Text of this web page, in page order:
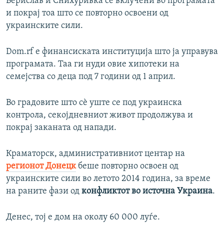
и покрај тоа што се повторно освоени од
украинските сили.
Dom.rf е финансиската институција што ја управува
програмата. Таа ги нуди овие хипотеки на
семејства со деца под 7 години од 1 април.
Во градовите што сѐ уште се под украинска
контрола, секојдневниот живот продолжува и
покрај заканата од напади.
Краматорск, административниот центар на
регионот Донецкбеше повторно освоен од
украинските сили во летото 2014 година, за време
на раните фази од конфликтот во источна Украина.
Денес, тој е дом на околу 60 000 луѓе.